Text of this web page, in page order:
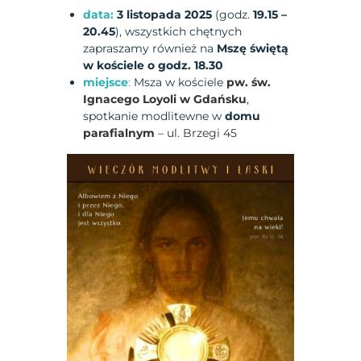
data: 3 listopada 2025 (godz.19.15 –
20.45), wszystkich chętnych
zapraszamy również na Mszę świętą
w kościele o godz. 18.30
miejsce: Msza w kościele pw. św.
Ignacego Loyoli w Gdańsku,
spotkanie modlitewne wdomu
parafialnym – ul. Brzegi 45